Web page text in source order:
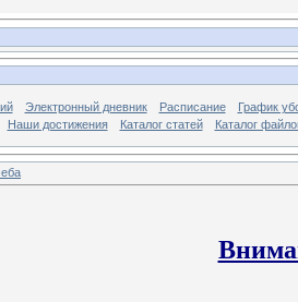
Электронный дневник Расписание
График
Наши достижения Каталог статей Каталог